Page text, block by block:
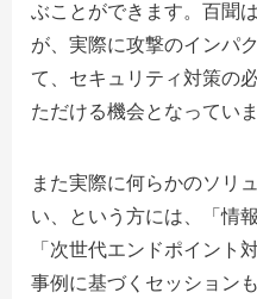
ぶことができます。百聞
が、実際に攻撃のインパ
て、セキュリティ対策の
ただける機会となっていま
また実際に何らかのソリ
い、という方には、「情
「次世代エンドポイント
事例に基づくセッション